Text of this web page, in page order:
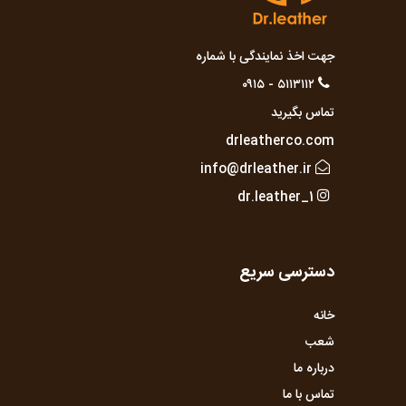
جهت اخذ نمایندگی با شماره
۵۱۱۳۱۱۲ - ۰۹۱۵
تماس بگیرید
drleatherco.com
info@drleather.ir
dr.leather_1
دسترسی سریع
خانه
شعب
درباره ما
تماس با ما